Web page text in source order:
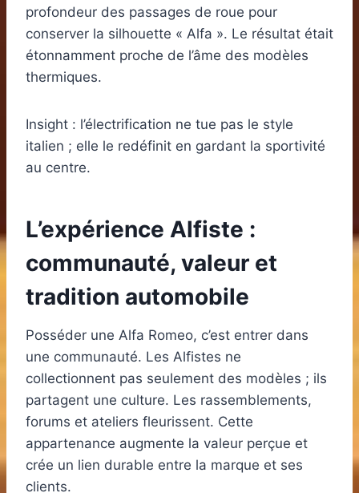
profondeur des passages de roue pour
conserver la silhouette « Alfa ». Le résultat était
étonnamment proche de l’âme des modèles
thermiques.
Insight : l’électrification ne tue pas le style
italien ; elle le redéfinit en gardant la sportivité
au centre.
L’expérience Alfiste :
communauté, valeur et
tradition automobile
Posséder une Alfa Romeo, c’est entrer dans
une communauté. Les Alfistes ne
collectionnent pas seulement des modèles ; ils
partagent une culture. Les rassemblements,
forums et ateliers fleurissent. Cette
appartenance augmente la valeur perçue et
crée un lien durable entre la marque et ses
clients.